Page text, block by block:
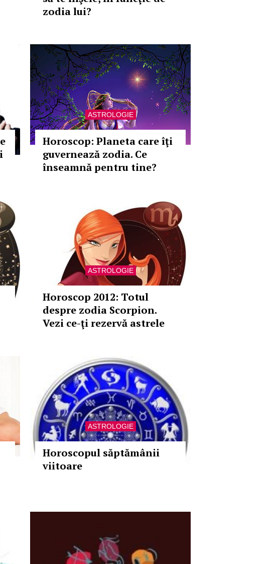
zodia lui?
ASTROLOGIE
Horoscop: Planeta care îţi
guvernează zodia. Ce
înseamnă pentru tine?
ASTROLOGIE
Horoscop 2012: Totul
despre zodia Scorpion.
Vezi ce-ţi rezervă astrele
ASTROLOGIE
Horoscopul săptămânii
viitoare